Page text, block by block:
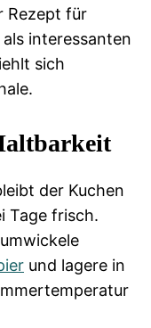
Rezept für
als interessanten
sich
der Kuchen
Tage frisch.
und lagere in